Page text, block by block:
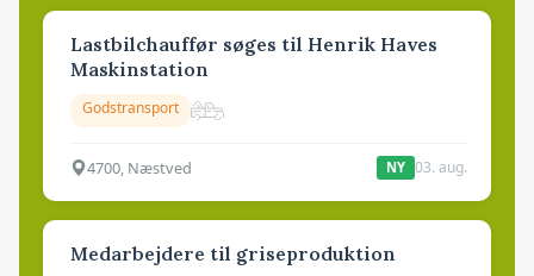
Lastbilchauffør søges til Henrik Haves
Maskinstation
Godstransport
4700, Næstved NY 03. aug.
Medarbejdere til griseproduktion